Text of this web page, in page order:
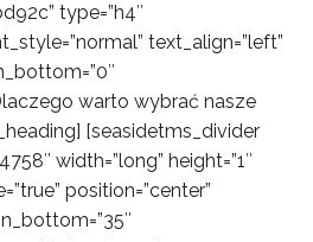
type=”h4″
text_align=”left”
warto wybrać nasze
[seasidetms_divider
width=”long” height=”1″
position=”center”